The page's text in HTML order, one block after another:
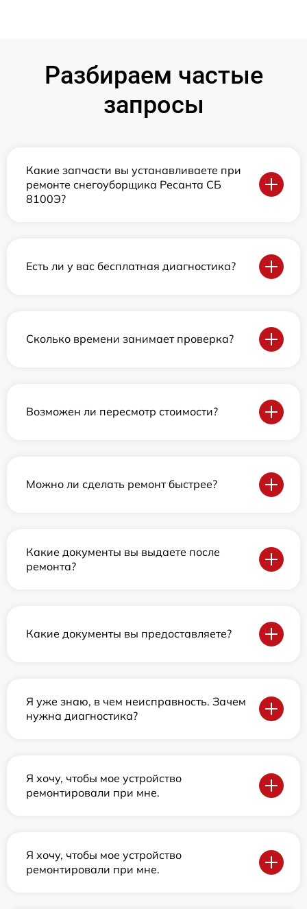
Разбираем частые
запросы
Какие запчасти вы устанавливаете при
ремонте снегоуборщика Ресанта СБ
8100Э?
Есть ли у вас бесплатная диагностика?
Сколько времени занимает проверка?
Возможен ли пересмотр стоимости?
Можно ли сделать ремонт быстрее?
Какие документы вы выдаете после
ремонта?
Какие документы вы предоставляете?
Я уже знаю, в чем неисправность. Зачем
нужна диагностика?
Я хочу, чтобы мое устройство
ремонтировали при мне.
Я хочу, чтобы мое устройство
ремонтировали при мне.